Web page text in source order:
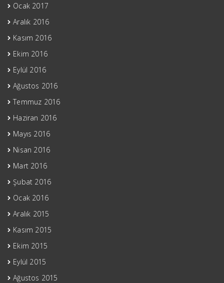
Ocak 2017
Aralık 2016
Kasım 2016
Ekim 2016
Eylül 2016
Ağustos 2016
Temmuz 2016
Haziran 2016
Mayıs 2016
Nisan 2016
Mart 2016
Şubat 2016
Ocak 2016
Aralık 2015
Kasım 2015
Ekim 2015
Eylül 2015
Ağustos 2015